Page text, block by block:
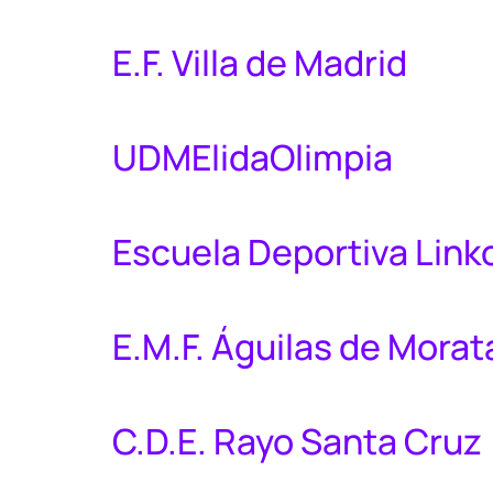
E.F. Villa de Madrid
UDMElidaOlimpia
Escuela Deportiva
E.M.F. Águilas de
C.D.E. Rayo Santa Cruz